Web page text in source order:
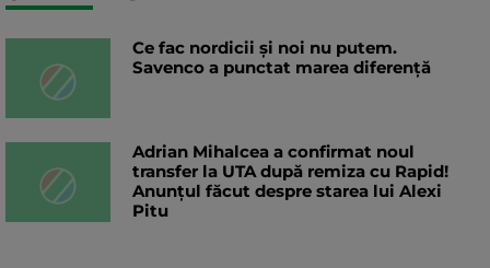
Ce fac nordicii și noi nu putem.
Savenco a punctat marea diferență
Adrian Mihalcea a confirmat noul
transfer la UTA după remiza cu Rapid!
Anunțul făcut despre starea lui Alexi
Pitu